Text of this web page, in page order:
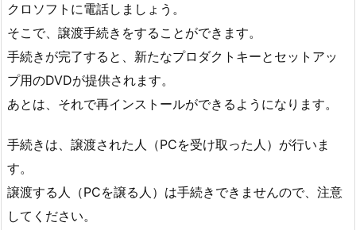
クロソフトに電話しましょう。
そこで、譲渡手続きをすることができます。
手続きが完了すると、新たなプロダクトキーとセットアッ
プ用のDVDが提供されます。
あとは、それで再インストールができるようになります。
手続きは、譲渡された人（PCを受け取った人）が行いま
す。
譲渡する人（PCを譲る人）は手続きできませんので、注意
してください。